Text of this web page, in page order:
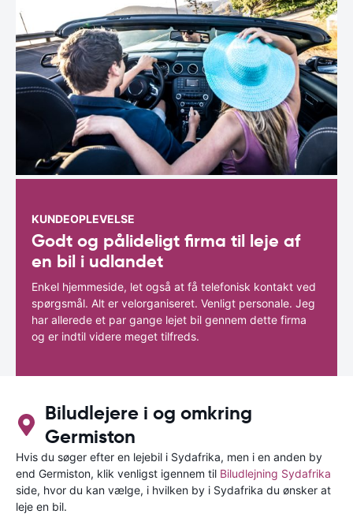
KUNDEOPLEVELSE
Godt og pålideligt firma til leje af
en bil i udlandet
Enkel hjemmeside, let også at få telefonisk kontakt ved
spørgsmål. Alt er velorganiseret. Venligt personale. Jeg
har allerede et par gange lejet bil gennem dette firma
og er indtil videre meget tilfreds.
Biludlejere i og omkring
Germiston
Hvis du søger efter en lejebil i Sydafrika, men i en anden by
end Germiston, klik venligst igennem til Biludlejning Sydafrika
side, hvor du kan vælge, i hvilken by i Sydafrika du ønsker at
leje en bil.